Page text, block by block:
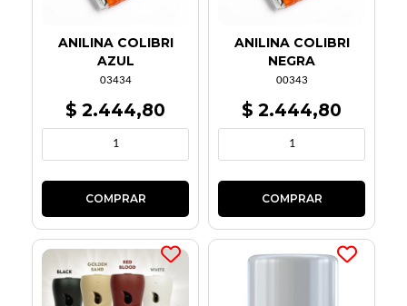
ANILINA COLIBRI
AZUL
03434
$ 2.444,80
ANILINA COLIBRI
NEGRA
00343
$ 2.444,80